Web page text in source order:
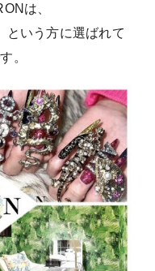
は、
という方に選ばれて
。